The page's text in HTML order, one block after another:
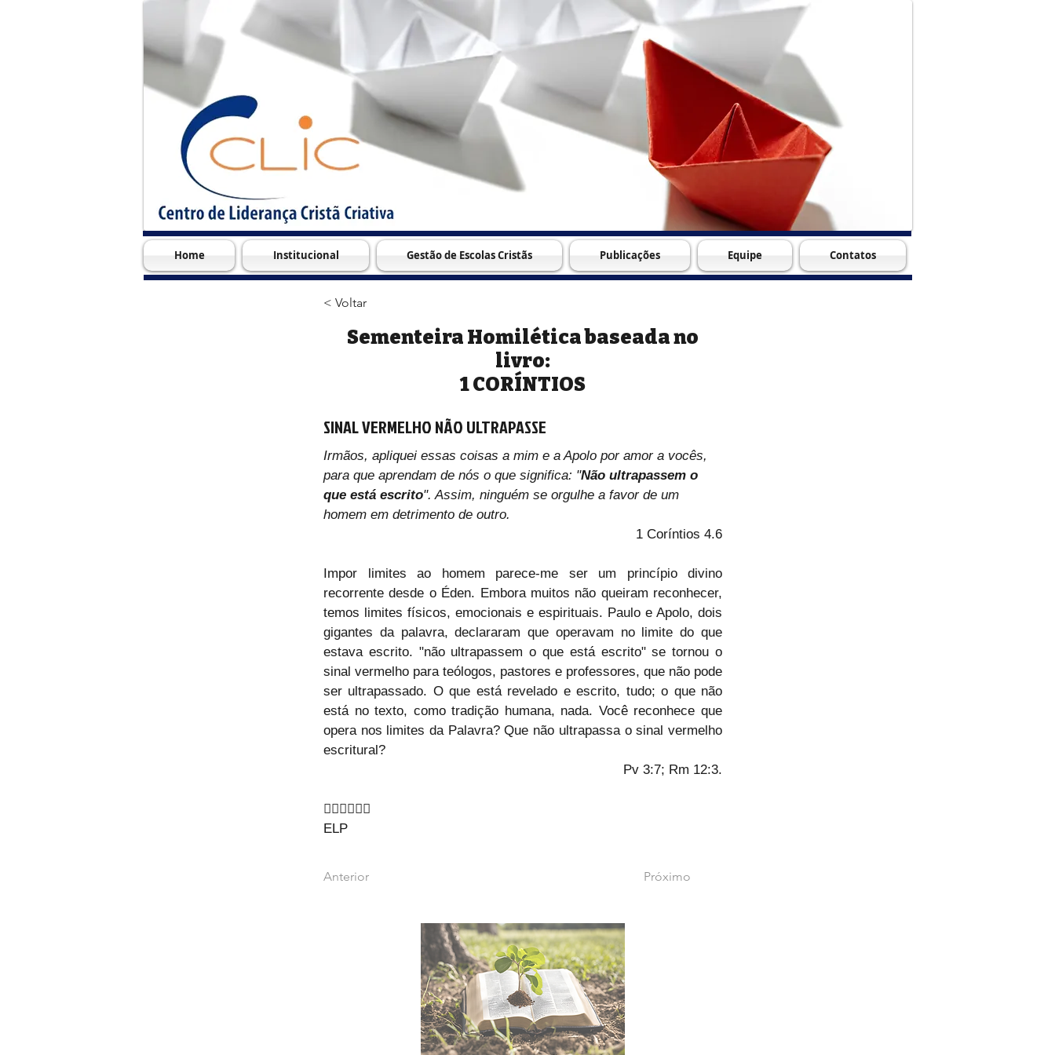
Home Institucional Gestão de Escolas Cristãs Publicações Equipe Contatos
< Voltar
Sementeira Homilética baseada no
livro:
1 CORÍNTIOS
SINAL VERMELHO NÃO ULTRAPASSE
Irmãos, apliquei essas coisas a mim e a Apolo por amor a vocês,
para que aprendam de nós o que significa: "Não ultrapassem o
que está escrito". Assim, ninguém se orgulhe a favor de um
homem em detrimento de outro.
1 Coríntios 4.6
Impor limites ao homem parece-me ser um princípio divino
recorrente desde o Éden. Embora muitos não queiram reconhecer,
temos limites físicos, emocionais e espirituais. Paulo e Apolo, dois
gigantes da palavra, declararam que operavam no limite do que
estava escrito. "não ultrapassem o que está escrito" se tornou o
sinal vermelho para teólogos, pastores e professores, que não pode
ser ultrapassado. O que está revelado e escrito, tudo; o que não
está no texto, como tradição humana, nada. Você reconhece que
opera nos limites da Palavra? Que não ultrapassa o sinal vermelho
escritural?
Pv 3:7; Rm 12:3.
🙇‍♂️🙇‍♂️🙇‍♂️
ELP
Anterior Próximo